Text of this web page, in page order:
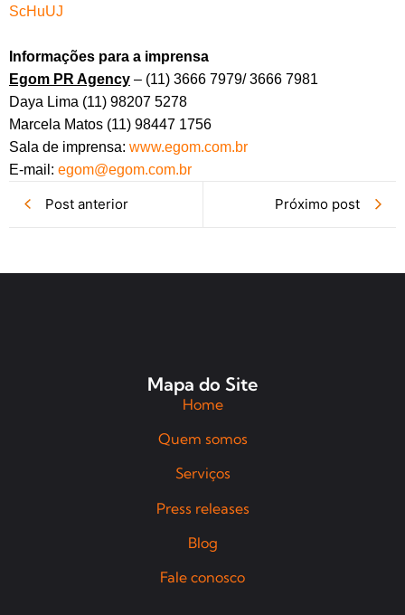
ScHuUJ
Informações para a imprensa
Egom PR Agency – (11) 3666 7979/ 3666 7981
Daya Lima (11) 98207 5278
Marcela Matos (11) 98447 1756
Sala de imprensa: www.egom.com.br
E-mail: egom@egom.com.br
Post anterior Próximo post
Mapa do Site
Home
Quem somos
Serviços
Press releases
Blog
Fale conosco